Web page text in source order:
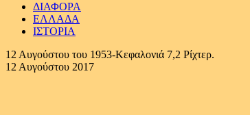
ΔΙΑΦΟΡΑ
ΕΛΛΑΔΑ
ΙΣΤΟΡΙΑ
12 Αυγούστου του 1953-Κεφαλονιά 7,2 Ρίχτερ.
12 Αυγούστου 2017